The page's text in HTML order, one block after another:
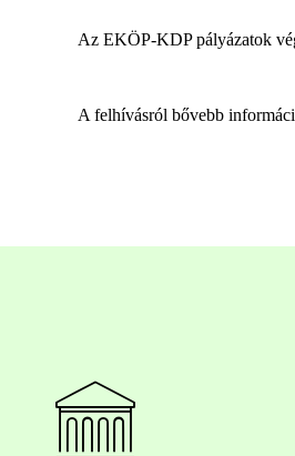
Az EKÖP-KDP pályázatok
A felhívásról bővebb